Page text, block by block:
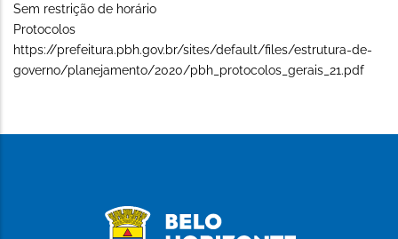
Sem restrição de horário
Protocolos
https://prefeitura.pbh.gov.br/sites/default/files/estrutura-de-
governo/planejamento/2020/pbh_protocolos_gerais_21.pdf